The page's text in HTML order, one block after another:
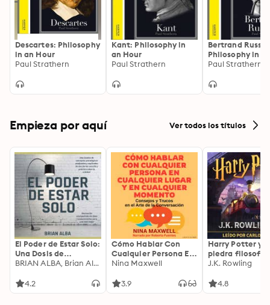
Descartes: Philosophy
in an Hour
Paul Strathern
Kant: Philosophy in
an Hour
Paul Strathern
Bertrand
Philosophy in
Paul Strathern
Empieza por aquí Ver todos los títulos
El Poder de Estar Solo:
Una Dosis de
Motivación
Ideas Revolucionarias
BRIAN ALBA, Brian Alba
4.2
Cómo Hablar Con
Cualquier Persona En
Cualquier Lugar Y En
Nina Maxwell
3.9
Harry Potter y
piedra filosofal
J.K. Rowling
4.8